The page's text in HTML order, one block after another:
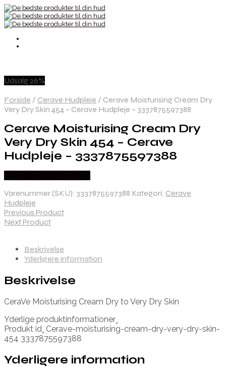
Udsalg 26%
Forside / Cerave Hudpleje / Cerave Moisturising Cream Dry
Very Dry Skin 454 – Cerave Hudpleje – 3337875597388
Cerave Moisturising Cream Dry
Very Dry Skin 454 – Cerave
Hudpleje – 3337875597388
Varenummer (SKU): 3337875597388 Kategori: Cerave
Hudpleje
Previous Product
Next Product
Beskrivelse
Yderligere information
Beskrivelse
CeraVe Moisturising Cream Dry to Very Dry Skin
Yderlige produktinformationer¸
Produkt id¸ Cerave-moisturising-cream-dry-very-dry-skin-
454 3337875597388
Yderligere information